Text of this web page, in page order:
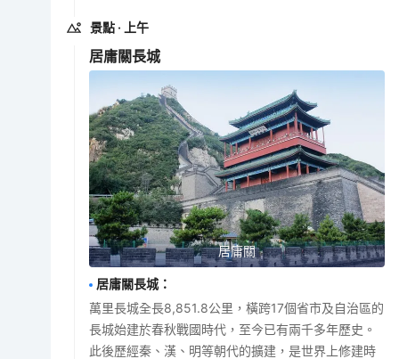
景點 · 上午
居庸關長城
居庸關
居庸關長城：
萬里長城全長8,851.8公里，橫跨17個省市及自治區的
長城始建於春秋戰國時代，至今已有兩千多年歷史。
此後歷經秦、漢、明等朝代的擴建，是世界上修建時